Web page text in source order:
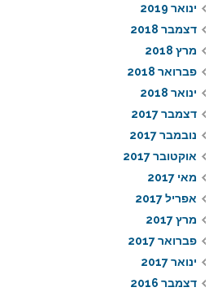
ינואר 2019
דצמבר 2018
מרץ 2018
פברואר 2018
ינואר 2018
דצמבר 2017
נובמבר 2017
אוקטובר 2017
מאי 2017
אפריל 2017
מרץ 2017
פברואר 2017
ינואר 2017
דצמבר 2016